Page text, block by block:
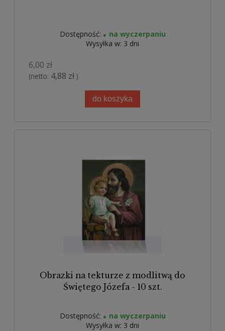
Dostępność:
na wyczerpaniu
Wysyłka w: 3 dni
6,00 zł
(netto: 4,88 zł )
do koszyka
Obrazki na tekturze z modlitwą do
Świętego Józefa - 10 szt.
Dostępność:
na wyczerpaniu
Wysyłka w: 3 dni